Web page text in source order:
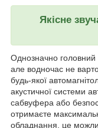
Якісне
Однозначно головний
але водночас не
будь-якої
акустичної системи
сабвуфера або
отримаєте
обладнання, це